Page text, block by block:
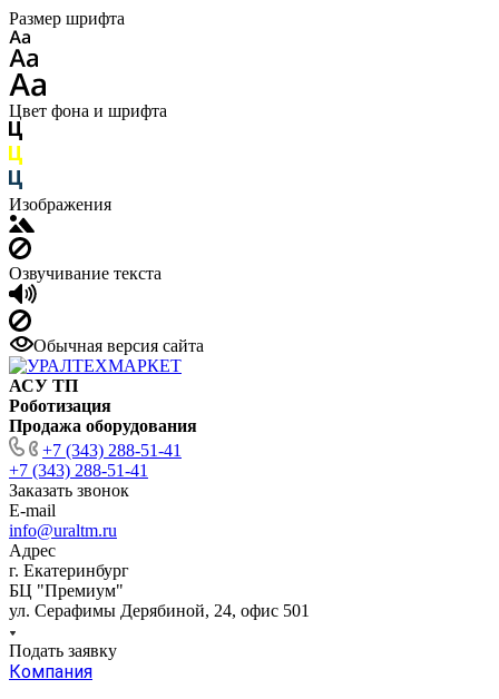
Размер шрифта
Цвет фона и шрифта
Изображения
Озвучивание текста
Обычная версия сайта
АСУ ТП
Роботизация
Продажа оборудования
+7 (343) 288-51-41
+7 (343) 288-51-41
Заказать звонок
E-mail
info@uraltm.ru
Адрес
г. Екатеринбург
БЦ "Премиум"
ул. Серафимы Дерябиной, 24, офис 501
Подать заявку
Компания